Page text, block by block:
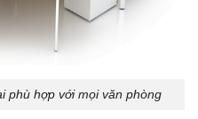
phù hợp với mọi văn phòng